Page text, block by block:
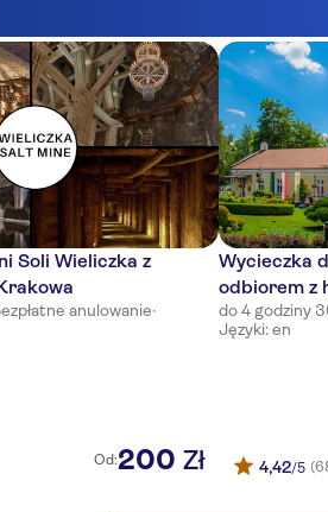
Soli Wieliczka z
anulowanie·
Od:200 Zł
Wycieczka
odbiorem z
do 4 godziny
Języki: en
4,42/5